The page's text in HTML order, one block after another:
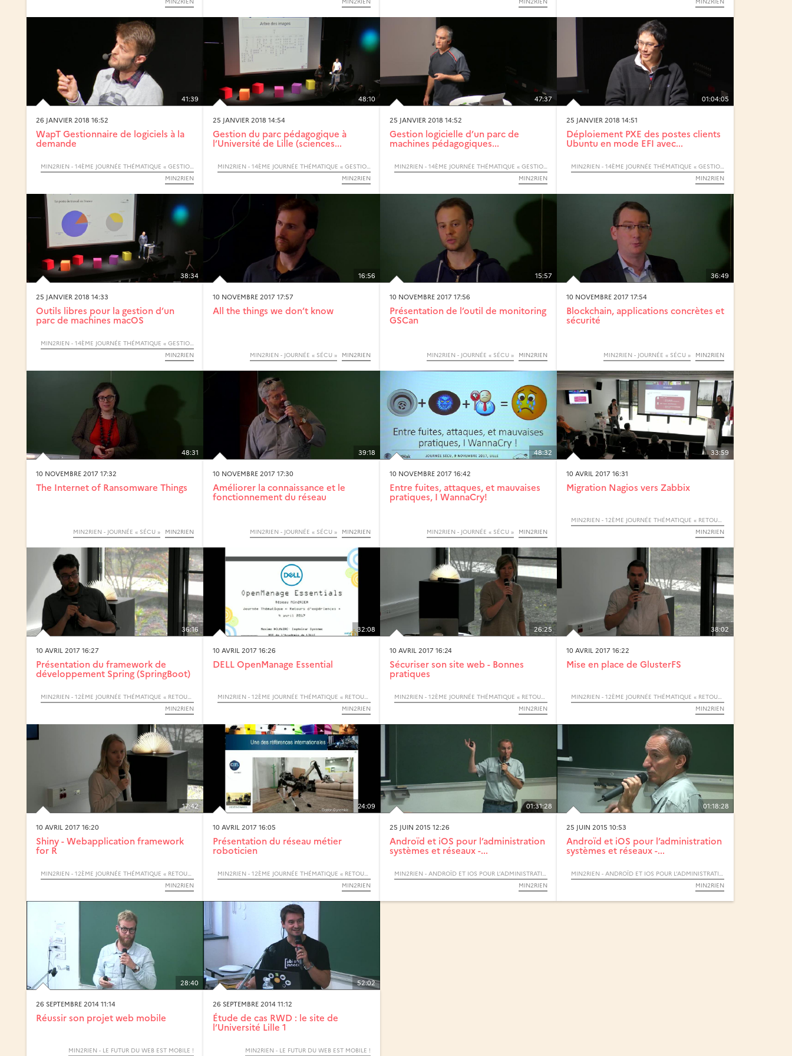
41:39
26 JANVIER 2018 16:52
WapT Gestionnaire de logiciels à la
demande
MIN2RIEN - 14ÈME JOURNÉE THÉMATIQUE « GESTION DU POSTE DE TRAVAIL »
MIN2RIEN
48:10
25 JANVIER 2018 14:54
Gestion du parc pédagogique à
l’Université de Lille (sciences...
MIN2RIEN - 14ÈME JOURNÉE THÉMATIQUE « GESTION DU POSTE DE TRAVAIL »
MIN2RIEN
47:37
25 JANVIER 2018 14:52
Gestion logicielle d’un parc de
machines pédagogiques...
MIN2RIEN - 14ÈME JOURNÉE THÉMATIQUE « GESTION DU POSTE DE TRAVAIL »
MIN2RIEN
01:04:05
25 JANVIER 2018 14:51
Déploiement PXE des postes clients
Ubuntu en mode EFI avec...
MIN2RIEN - 14ÈME JOURNÉE THÉMATIQUE « GESTION DU POSTE DE TRAVAIL »
MIN2RIEN
38:34
25 JANVIER 2018 14:33
Outils libres pour la gestion d’un
parc de machines macOS
MIN2RIEN - 14ÈME JOURNÉE THÉMATIQUE « GESTION DU POSTE DE TRAVAIL »
MIN2RIEN
16:56
10 NOVEMBRE 2017 17:57
All the things we don’t know
MIN2RIEN - JOURNÉE « SÉCU » MIN2RIEN
15:57
10 NOVEMBRE 2017 17:56
Présentation de l’outil de monitoring
GSCan
MIN2RIEN - JOURNÉE « SÉCU » MIN2RIEN
36:49
10 NOVEMBRE 2017 17:54
Blockchain, applications concrètes et
sécurité
MIN2RIEN - JOURNÉE « SÉCU » MIN2RIEN
48:31
10 NOVEMBRE 2017 17:32
The Internet of Ransomware Things
MIN2RIEN - JOURNÉE « SÉCU » MIN2RIEN
39:18
10 NOVEMBRE 2017 17:30
Améliorer la connaissance et le
fonctionnement du réseau
MIN2RIEN - JOURNÉE « SÉCU » MIN2RIEN
48:32
10 NOVEMBRE 2017 16:42
Entre fuites, attaques, et mauvaises
pratiques, I WannaCry!
MIN2RIEN - JOURNÉE « SÉCU » MIN2RIEN
33:59
10 AVRIL 2017 16:31
Migration Nagios vers Zabbix
MIN2RIEN - 12ÈME JOURNÉE THÉMATIQUE « RETOURS D’EXPÉRIENCES »
MIN2RIEN
36:16
10 AVRIL 2017 16:27
Présentation du framework de
développement Spring (SpringBoot)
MIN2RIEN - 12ÈME JOURNÉE THÉMATIQUE « RETOURS D’EXPÉRIENCES »
MIN2RIEN
32:08
10 AVRIL 2017 16:26
DELL OpenManage Essential
MIN2RIEN - 12ÈME JOURNÉE THÉMATIQUE « RETOURS D’EXPÉRIENCES »
MIN2RIEN
26:25
10 AVRIL 2017 16:24
Sécuriser son site web - Bonnes
pratiques
MIN2RIEN - 12ÈME JOURNÉE THÉMATIQUE « RETOURS D’EXPÉRIENCES »
MIN2RIEN
38:02
10 AVRIL 2017 16:22
Mise en place de GlusterFS
MIN2RIEN - 12ÈME JOURNÉE THÉMATIQUE « RETOURS D’EXPÉRIENCES »
MIN2RIEN
17:42
10 AVRIL 2017 16:20
Shiny - Webapplication framework
for R
MIN2RIEN - 12ÈME JOURNÉE THÉMATIQUE « RETOURS D’EXPÉRIENCES »
MIN2RIEN
24:09
10 AVRIL 2017 16:05
Présentation du réseau métier
roboticien
MIN2RIEN - 12ÈME JOURNÉE THÉMATIQUE « RETOURS D’EXPÉRIENCES »
MIN2RIEN
01:31:28
25 JUIN 2015 12:26
Androïd et iOS pour l’administration
systèmes et réseaux -...
MIN2RIEN - ANDROÏD ET IOS POUR L’ADMINISTRATION SYSTÈMES ET RÉSEAUX
MIN2RIEN
01:18:28
25 JUIN 2015 10:53
Androïd et iOS pour l’administration
systèmes et réseaux -...
MIN2RIEN - ANDROÏD ET IOS POUR L’ADMINISTRATION SYSTÈMES ET RÉSEAUX
MIN2RIEN
28:40
26 SEPTEMBRE 2014 11:14
Réussir son projet web mobile
MIN2RIEN - LE FUTUR DU WEB EST MOBILE !
52:02
26 SEPTEMBRE 2014 11:12
Étude de cas RWD : le site de
l’Université Lille 1
MIN2RIEN - LE FUTUR DU WEB EST MOBILE !